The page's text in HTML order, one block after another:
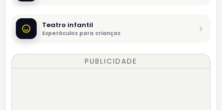
Teatro infantil
Espetáculos para crianças
PUBLICIDADE